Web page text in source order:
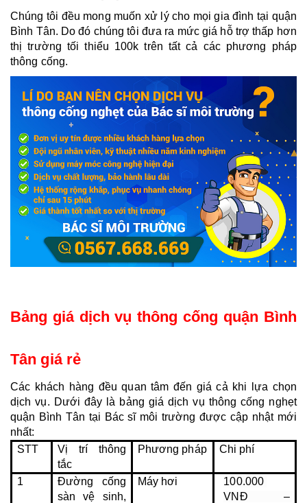
Chúng tôi đều mong muốn xử lý cho mọi gia đình tại quận
Bình Tân. Do đó chúng tôi đưa ra mức giá hỗ trợ thấp hơn
thị trường tối thiểu 100k trên tất cả các phương pháp
thông cống.
Bảng giá dịch vụ thông cống quận Bình
Tân giá rẻ
Các khách hàng đều quan tâm đến giá cả khi lựa chọn
dịch vụ. Dưới đây là bảng giá dịch vụ thông cống nghẹt
quận Bình Tân tại Bác sĩ môi trường được cập nhật mới
nhất:
STT
Vị trí thông
tắc
Phương pháp Chi phí
1
Đường cống
sàn vệ sinh,
Máy hơi
100.000
VNĐ –